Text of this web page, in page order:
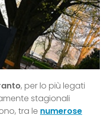
, per lo più legati
stagionali
tra le numerose